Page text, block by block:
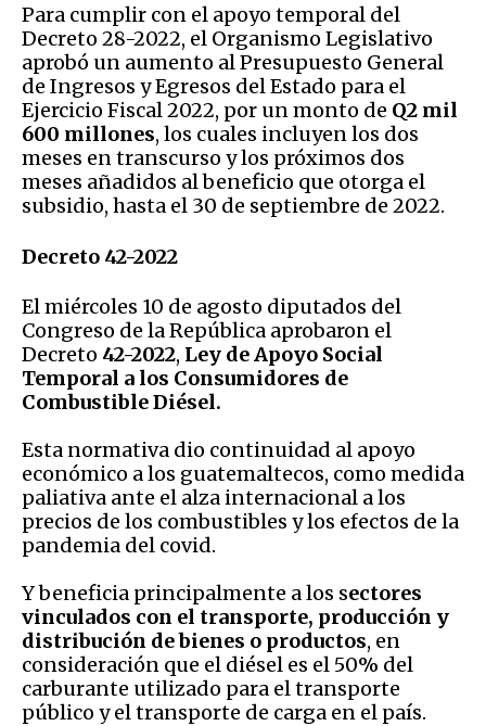
Para cumplir con el apoyo temporal del
Decreto 28-2022, el Organismo Legislativo
aprobó un aumento al Presupuesto General
de Ingresos y Egresos del Estado para el
Ejercicio Fiscal 2022, por un monto de Q2 mil
600 millones, los cuales incluyen los dos
meses en transcurso y los próximos dos
meses añadidos al beneficio que otorga el
subsidio, hasta el 30 de septiembre de 2022.
Decreto 42-2022
El miércoles 10 de agosto diputados del
Congreso de la República aprobaron el
Decreto 42-2022, Ley de Apoyo Social
Temporal a los Consumidores de
Combustible Diésel.
Esta normativa dio continuidad al apoyo
económico a los guatemaltecos, como medida
paliativa ante el alza internacional a los
precios de los combustibles y los efectos de la
pandemia del covid.
Y beneficia principalmente a los sectores
vinculados con el transporte, producción y
distribución de bienes o productos, en
consideración que el diésel es el 50% del
carburante utilizado para el transporte
público y el transporte de carga en el país.